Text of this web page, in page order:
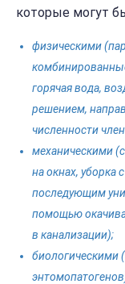
которые могут
физическими
горячая вода,
решением,
численности
механическими
на окнах, уборка
последующим
помощью
в канализации);
биологическими